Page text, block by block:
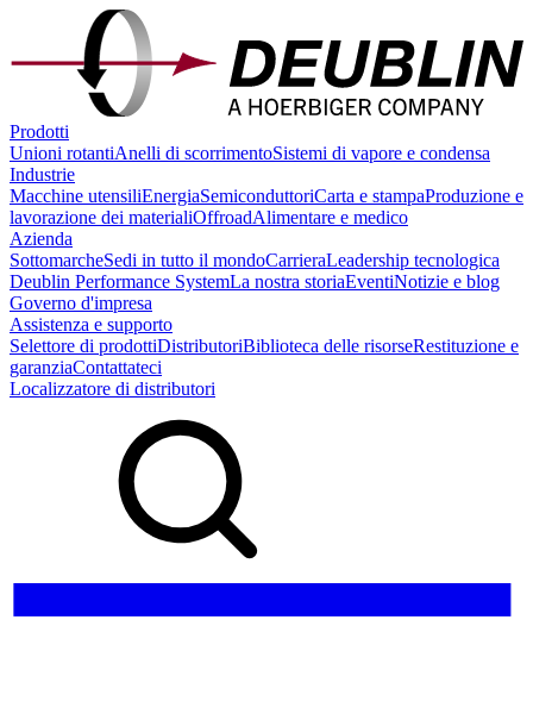
Prodotti
Unioni rotantiAnelli di scorrimentoSistemi di vapore e condensa
Industrie
Macchine utensiliEnergiaSemiconduttoriCarta e stampaProduzione e
lavorazione dei materialiOffroadAlimentare e medico
Azienda
SottomarcheSedi in tutto il mondoCarrieraLeadership tecnologica
Deublin Performance SystemLa nostra storiaEventiNotizie e blog
Governo d'impresa
Assistenza e supporto
Selettore di prodottiDistributoriBiblioteca delle risorseRestituzione e
garanziaContattateci
Localizzatore di distributori